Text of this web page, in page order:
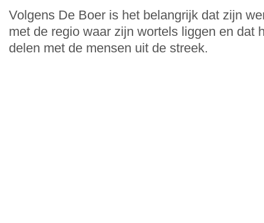
Volgens De Boer is het belangrijk dat zijn
met de regio waar zijn wortels liggen en dat
delen met de mensen uit de streek.